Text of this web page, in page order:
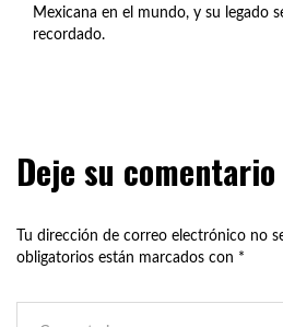
Mexicana en el mundo, y su legado
recordado.
Deje su comentario
Tu dirección de correo electrónico no
obligatorios están marcados con *